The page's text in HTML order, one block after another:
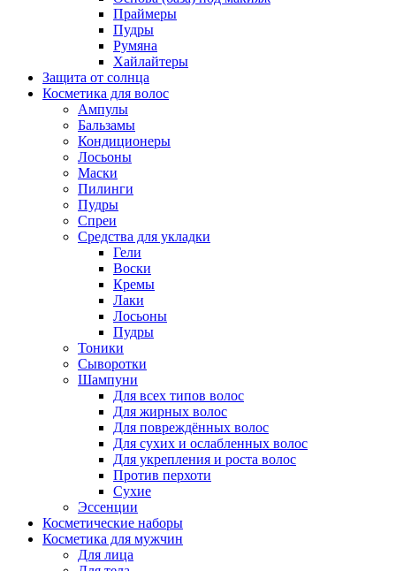
Праймеры
Пудры
Румяна
Хайлайтеры
Защита от солнца
Косметика для волос
Ампулы
Бальзамы
Кондиционеры
Лосьоны
Маски
Пилинги
Пудры
Спреи
Средства для укладки
Гели
Воски
Кремы
Лаки
Лосьоны
Пудры
Тоники
Сыворотки
Шампуни
Для всех типов волос
Для жирных волос
Для повреждённых волос
Для сухих и ослабленных волос
Для укрепления и роста волос
Против перхоти
Сухие
Эссенции
Косметические наборы
Косметика для мужчин
Для лица